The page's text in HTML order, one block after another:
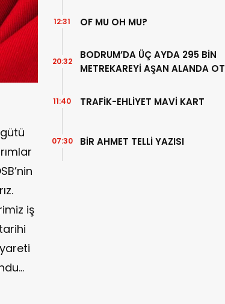
iş
OF MU OH MU?
12:31
BODRUM’DA ÜÇ AYDA 295 BİN
METREKAREYİ AŞAN ALANDA OT
20:32
TRAFİK-EHLİYET MAVİ KART
11:40
BİR AHMET TELLİ YAZISI
07:30